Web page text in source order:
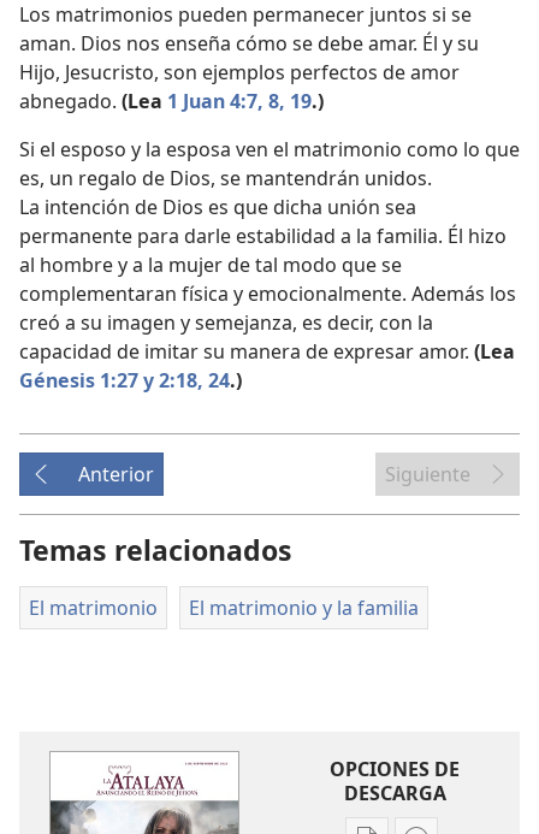
Los matrimonios pueden permanecer juntos si se
aman. Dios nos enseña cómo se debe amar. Él y su
Hijo, Jesucristo, son ejemplos perfectos de amor
abnegado. (Lea 1 Juan 4:7, 8, 19.)
Si el esposo y la esposa ven el matrimonio como lo que
es, un regalo de Dios, se mantendrán unidos.
La intención de Dios es que dicha unión sea
permanente para darle estabilidad a la familia. Él hizo
al hombre y a la mujer de tal modo que se
complementaran física y emocionalmente. Además los
creó a su imagen y semejanza, es decir, con la
capacidad de imitar su manera de expresar amor. (Lea
Génesis 1:27 y2:18, 24.)
Anterior Siguiente
Temas relacionados
El matrimonio El matrimonio y la familia
OPCIONES DE
DESCARGA